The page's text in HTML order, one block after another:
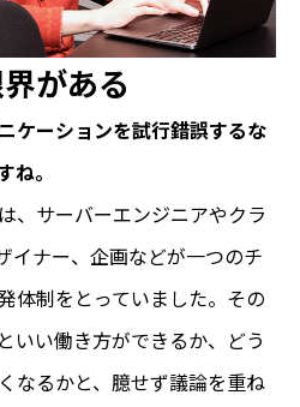
がある
ーションを試行錯誤するな
ね。
、サーバーエンジニアやクラ
イナー、企画などが一つのチ
体制をとっていました。その
いい働き方ができるか、どう
なるかと、臆せず議論を重ね